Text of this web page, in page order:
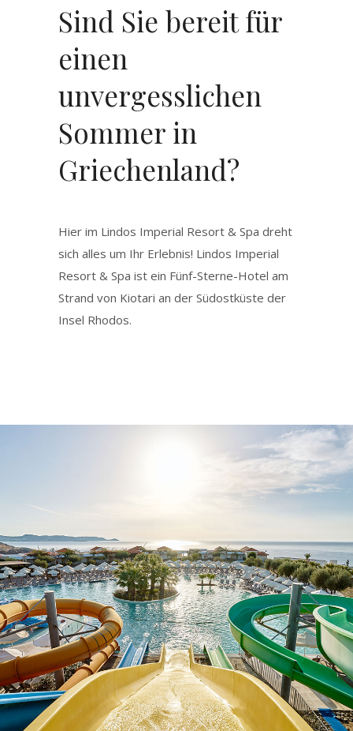
Sind Sie bereit für
einen
unvergesslichen
Sommer in
Griechenland?
Hier im Lindos Imperial Resort & Spa dreht
sich alles um Ihr Erlebnis! Lindos Imperial
Resort & Spa ist ein Fünf-Sterne-Hotel am
Strand von Kiotari an der Südostküste der
Insel Rhodos.